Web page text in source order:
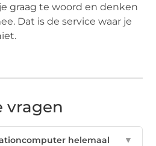
graag te woord en denken
Dat is de service waar je
vragen
helemaal
▼